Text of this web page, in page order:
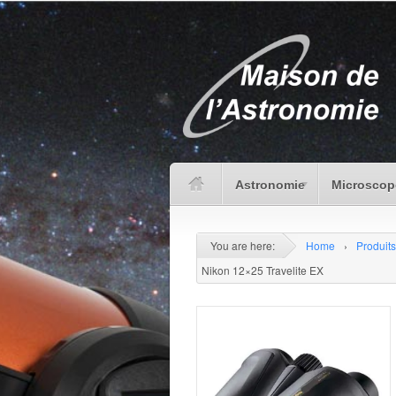
Astronomie
You are here: Home ›
Produits
Nikon 12×25 Travelite EX